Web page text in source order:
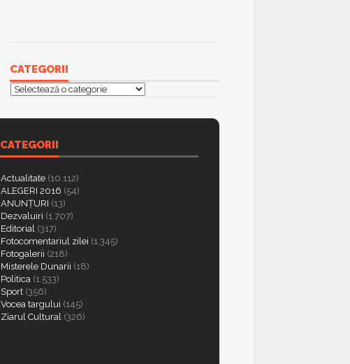
CATEGORII
Categorii
CATEGORII
Actualitate (10.112)
ALEGERI 2016 (54)
ANUNȚURI (13)
Dezvaluiri (1.707)
Editorial (317)
Fotocomentariul zilei (1.345)
Fotogalerii (218)
Misterele Dunarii (18)
Politica (1.533)
Sport (356)
Vocea targului (145)
Ziarul Cultural (326)